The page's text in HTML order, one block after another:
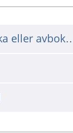
Kontakta oss för